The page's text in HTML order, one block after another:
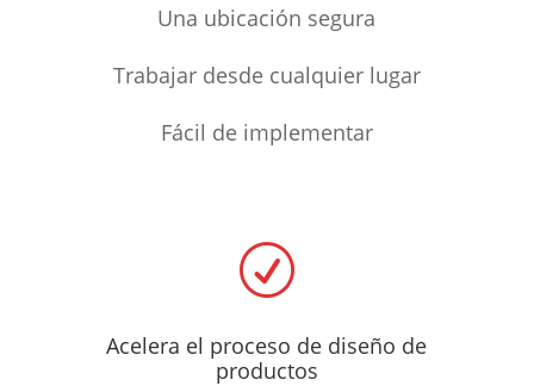
Una ubicación segura
Trabajar desde cualquier lugar
Fácil de implementar
R
Acelera el proceso de diseño de
productos